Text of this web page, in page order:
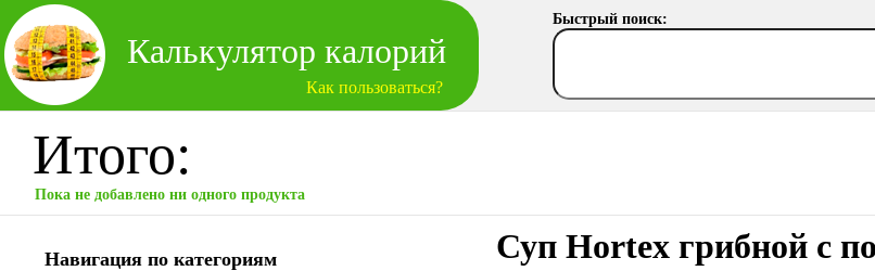
Калькулятор калорий
Как пользоваться?
Быстрый поиск:
Итого:
Пока не добавлено ни одного продукта
Навигация по категориям Суп Hortex грибной с